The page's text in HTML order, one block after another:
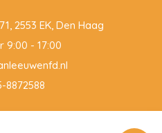
2553 EK, Den Haag
9:00 - 17:00
8872588